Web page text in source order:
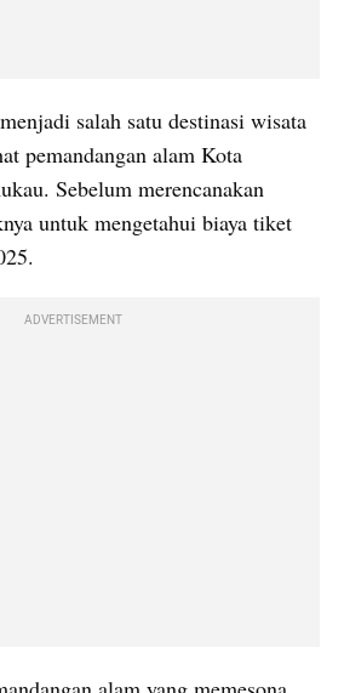
menjadi salah satu destinasi wisata
pemandangan alam Kota
Sebelum merencanakan
untuk mengetahui biaya tiket
ADVERTISEMENT